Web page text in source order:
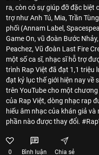
ra, còn có sự giúp đỡ đặc biệt
trợ như Anh Tú, Mia, Trần
phối (Annam Label,
Game On, vũ đoàn Bước
Peachez, Vũ đoàn Last Fire
một số ca sĩ, nhạc sĩ hỗ trợ
trình Rap Việt đã đạt 1,1 triệu
đạt kỷ lục thế giới hiện nay về
trên YouTube cho một
của Rap Việt, dòng nhạc rap
hiếu âm nhạc của khán giả
phần nào được thay đổi.
0 Bình luận Chia sẻ